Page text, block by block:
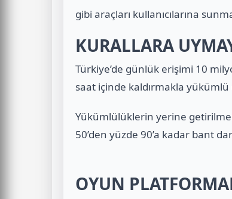
gibi araçları kullanıcılarına
KURALLARA
Türkiye’de günlük erişimi 10
saat içinde kaldırmakla yükümlü
Yükümlülüklerin yerine
50’den yüzde 90’a kadar bant
OYUN